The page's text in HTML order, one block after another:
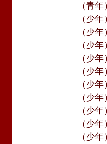
（青年）
（少年）
（少年）
（少年）
（少年）
（少年）
（少年）
（少年）
（少年）
（少年）
（少年）